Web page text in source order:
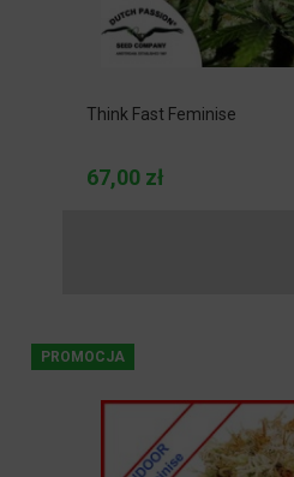
Think Fast Feminise
67,00 zł
PROMOCJA